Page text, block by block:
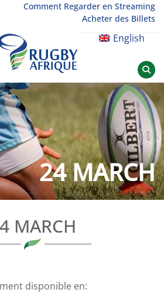
Comment Regarder en Streaming
Acheter des Billets
English
Afrique
24 MARCH
MARCH
disponible en: